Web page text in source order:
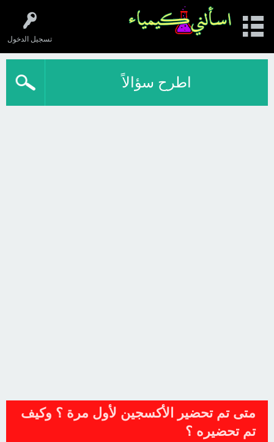
تسجيل الدخول
اطرح سؤالاً
متى تم تحضير الأكسجين لأول مرة ؟ وكيف
تم تحضيره ؟